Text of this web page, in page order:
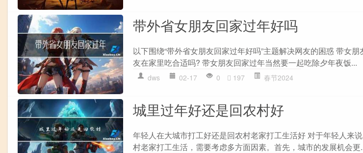
带外省女朋友回家过年好吗
以下围绕“带外省女朋友回家过年好吗”主题解决网友的困惑 带女
友在家里吃合适吗? 带女朋友回家过年当然要一起吃除夕年夜饭...
dws 02-17 0 197 春节2024
城里过年好还是回农村好
年轻人在大城市打工好还是回农村老家打工生活好 对于年轻人来
村老家打工生活，需要考虑多方面因素。首先，城市的发展机会更